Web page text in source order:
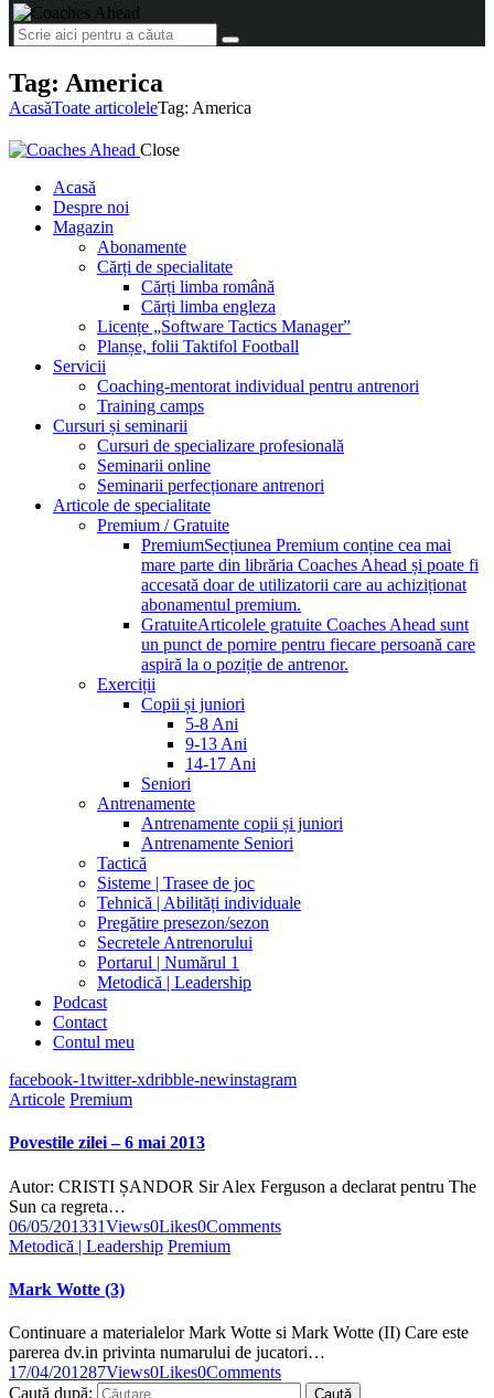
Tag: America
AcasăToate articoleleTag: America
Close
Acasă
Despre noi
Magazin
Abonamente
Cărți de specialitate
Cărți limba română
Cărți limba engleza
Licențe „Software Tactics Manager”
Planșe, folii Taktifol Football
Servicii
Coaching-mentorat individual pentru antrenori
Training camps
Cursuri și seminarii
Cursuri de specializare profesională
Seminarii online
Seminarii perfecționare antrenori
Articole de specialitate
Premium / Gratuite
PremiumSecțiunea Premium conține cea mai
mare parte din librăria Coaches Ahead și poate fi
accesată doar de utilizatorii care au achiziționat
abonamentul premium.
GratuiteArticolele gratuite Coaches Ahead sunt
un punct de pornire pentru fiecare persoană care
aspiră la o poziție de antrenor.
Exerciții
Copii și juniori
5-8 Ani
9-13 Ani
14-17 Ani
Seniori
Antrenamente
Antrenamente copii și juniori
Antrenamente Seniori
Tactică
Sisteme | Trasee de joc
Tehnică | Abilități individuale
Pregătire presezon/sezon
Secretele Antrenorului
Portarul | Numărul 1
Metodică | Leadership
Podcast
Contact
Contul meu
facebook-1twitter-xdribble-newinstagram
Articole Premium
Povestile zilei – 6 mai 2013
Autor: CRISTI ȘANDOR Sir Alex Ferguson a declarat pentru The
Sun ca regreta…
06/05/201331Views0Likes0Comments
Metodică | Leadership Premium
Mark Wotte (3)
Continuare a materialelor Mark Wotte si Mark Wotte (II) Care este
parerea dv.in privinta numarului de jucatori…
17/04/201287Views0Likes0Comments
Caută după: